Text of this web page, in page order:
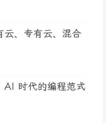
云、专有云、混合
AI 时代的编程范式